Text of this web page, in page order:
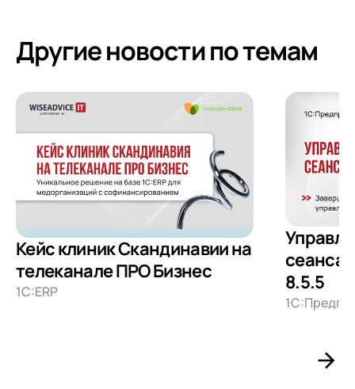
Другие новости по темам
Кейс клиник Скандинавии на
телеканале ПРО Бизнес
1С:ERP
8.5.5
Конфиденциальности